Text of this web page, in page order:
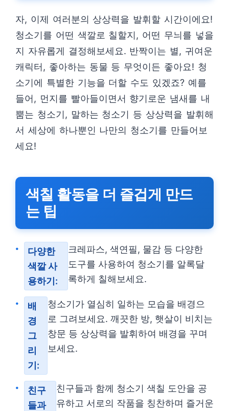
자, 이제 여러분의 상상력을 발휘할 시간이에요!
청소기를 어떤 색깔로 칠할지, 어떤 무늬를 넣을
지 자유롭게 결정해보세요. 반짝이는 별, 귀여운
캐릭터, 좋아하는 동물 등 무엇이든 좋아요! 청
소기에 특별한 기능을 더할 수도 있겠죠? 예를
들어, 먼지를 빨아들이면서 향기로운 냄새를 내
뿜는 청소기, 말하는 청소기 등 상상력을 발휘해
서 세상에 하나뿐인 나만의 청소기를 만들어보
세요!
색칠 활동을 더 즐겁게 만드
는 팁
다양한
색깔 사
용하기:
크레파스, 색연필, 물감 등 다양한
도구를 사용하여 청소기를 알록달
록하게 칠해보세요.
배
경
그
리
기:
청소기가 열심히 일하는 모습을 배경으
로 그려보세요. 깨끗한 방, 햇살이 비치는
창문 등 상상력을 발휘하여 배경을 꾸며
보세요.
친구
들과
친구들과 함께 청소기 색칠 도안을 공
유하고 서로의 작품을 칭찬하며 즐거운